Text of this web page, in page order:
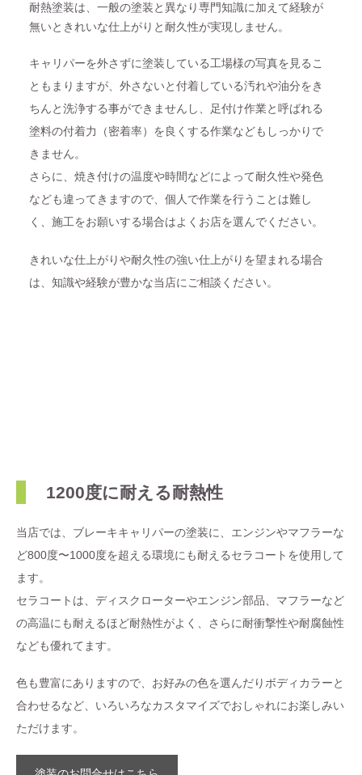
耐熱塗装は、一般の塗装と異なり専門知識に加えて経験が
無いときれいな仕上がりと耐久性が実現しません。
キャリパーを外さずに塗装している工場様の写真を見るこ
ともまりますが、外さないと付着している汚れや油分をき
ちんと洗浄する事ができませんし、足付け作業と呼ばれる
塗料の付着力（密着率）を良くする作業などもしっかりで
きません。
さらに、焼き付けの温度や時間などによって耐久性や発色
なども違ってきますので、個人で作業を行うことは難し
く、施工をお願いする場合はよくお店を選んでください。
きれいな仕上がりや耐久性の強い仕上がりを望まれる場合
は、知識や経験が豊かな当店にご相談ください。
1200度に耐える耐熱性
当店では、ブレーキキャリパーの塗装に、エンジンやマフラーな
ど800度〜1000度を超える環境にも耐えるセラコートを使用して
ます。
セラコートは、ディスクローターやエンジン部品、マフラーなど
の高温にも耐えるほど耐熱性がよく、さらに耐衝撃性や耐腐蝕性
なども優れてます。
色も豊富にありますので、お好みの色を選んだりボディカラーと
合わせるなど、いろいろなカスタマイズでおしゃれにお楽しみい
ただけます。